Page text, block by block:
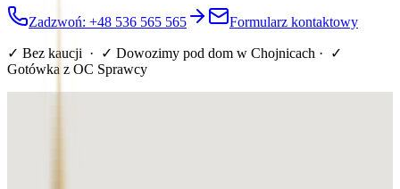
Zadzwoń: +48 536 565 565 Formularz kontaktowy
✓ Bez kaucji · ✓ Dowozimy pod dom w Chojnicach · ✓
Gotówka z OC Sprawcy